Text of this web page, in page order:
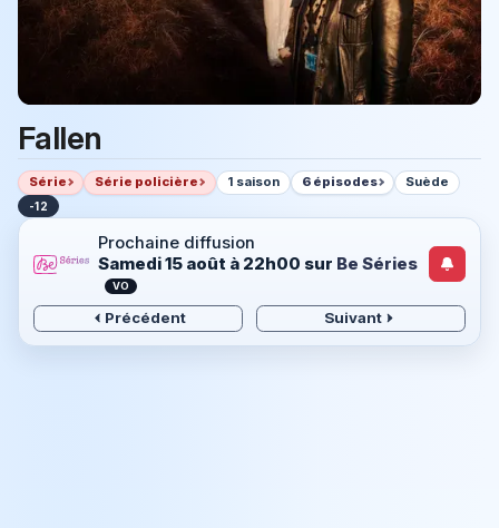
Fallen
Série Série policière 1 saison 6 épisodes Suède
-12
Prochaine diffusion
Samedi 15 août à 22h00 sur Be Séries
VO
Précédent Suivant